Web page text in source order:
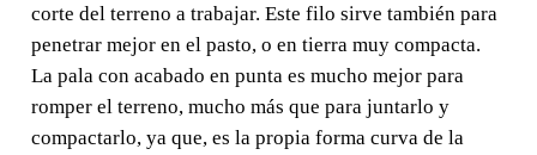
La pala con acabado en punta presenta una forma curva
con un ligero filo en sus extremo para facilitar un buen
corte del terreno a trabajar.
corte del terreno a trabajar. Este filo sirve también para
penetrar mejor en el pasto, o en tierra muy compacta.
La pala con acabado en punta es mucho mejor para
romper el terreno, mucho más que para juntarlo y
compactarlo, ya que, es la propia forma curva de la